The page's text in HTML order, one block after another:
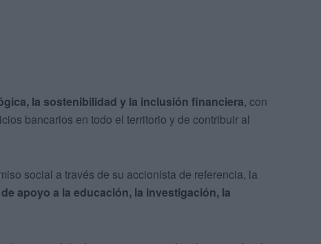
la sostenibilidad y la inclusión financiera, con
bancarios en todo el territorio y de contribuir al
social a través de su accionista de referencia, la
apoyo a la educación, la investigación, la